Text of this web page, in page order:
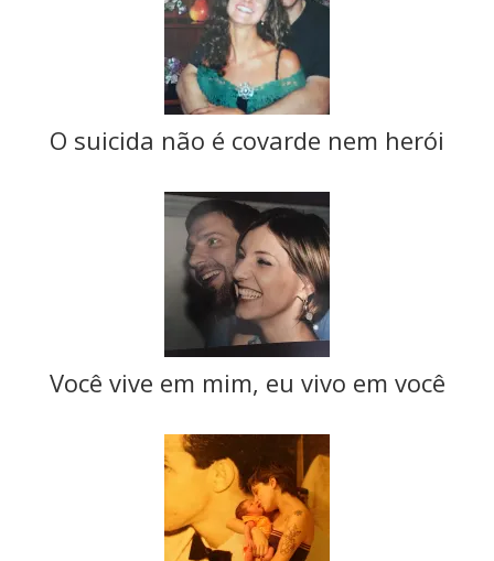
O suicida não é covarde nem herói
Você vive em mim, eu vivo em você